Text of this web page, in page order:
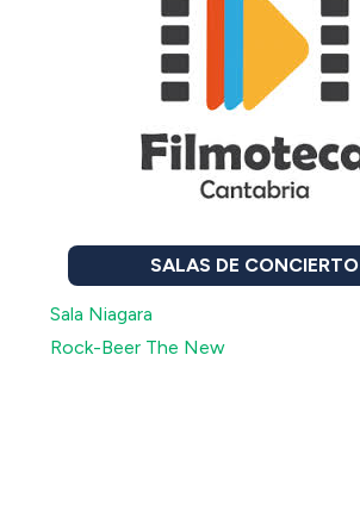
SALAS DE CONCIERTO
Sala Niagara
Rock-Beer The New